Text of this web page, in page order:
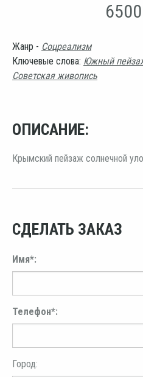
Жанр - Соцреализм
Ключевые слова: Южный
Советская живопись
ОПИСАНИЕ:
Крымский пейзаж солнечной
СДЕЛАТЬ ЗАКАЗ
Имя*:
Телефон*:
Город: